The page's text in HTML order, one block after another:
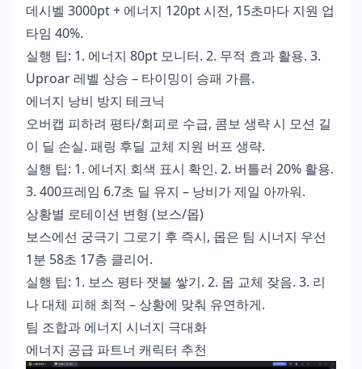
데시벨 3000pt + 에너지 120pt 시전, 15초마다 지원 업
타임 40%.
실행 팁: 1. 에너지 80pt 모니터. 2. 무적 효과 활용. 3.
Uproar 레벨 상승 – 타이밍이 승패 가름.
에너지 낭비 방지 테크닉
오버캡 피하려 평타/회피로 수급, 콤보 생략 시 모션 길
이 딜 손실. 패링 후딜 교체 지원 버프 생략.
실행 팁: 1. 에너지 회색 표시 확인. 2. 버틀러 20% 활용.
3. 400프레임 6.7초 딜 유지 – 낭비가 제일 아까워.
상황별 로테이션 변형 (보스/몹)
보스에선 궁극기 그로기 후 즉시, 몹은 팀 시너지 우선
1분 58초 17층 클리어.
실행 팁: 1. 보스 평타 잿불 쌓기. 2. 몹 교체 잦음. 3. 리
나 대체 피해 최적 – 상황에 맞춰 유연하게.
팀 조합과 에너지 시너지 극대화
에너지 공급 파트너 캐릭터 추천